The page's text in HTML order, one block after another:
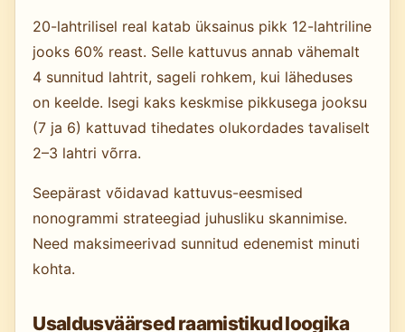
20-lahtrilisel real katab üksainus pikk 12-lahtriline
jooks 60% reast. Selle kattuvus annab vähemalt
4 sunnitud lahtrit, sageli rohkem, kui läheduses
on keelde. Isegi kaks keskmise pikkusega jooksu
(7 ja 6) kattuvad tihedates olukordades tavaliselt
2–3 lahtri võrra.
Seepärast võidavad kattuvus-eesmised
nonogrammi strateegiad juhusliku skannimise.
Need maksimeerivad sunnitud edenemist minuti
kohta.
Usaldusväärsed raamistikud loogika